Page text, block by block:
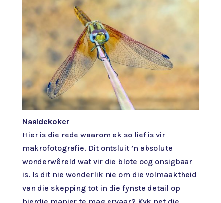
Naaldekoker
Hier is die rede waarom ek so lief is vir
makrofotografie. Dit ontsluit ’n absolute
wonderwêreld wat vir die blote oog onsigbaar
is. Is dit nie wonderlik nie om die volmaaktheid
van die skepping tot in die fynste detail op